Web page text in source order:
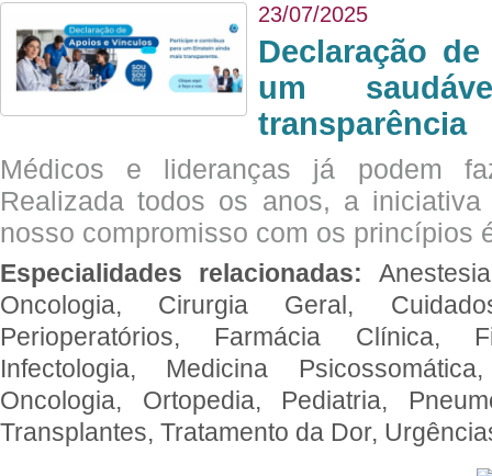
23/07/2025
Declaração
um
transparência
Médicos e lideranças já podem
Realizada todos os anos, a
nosso compromisso com os princípios
Especialidades relacionadas:
Oncologia, Cirurgia Geral,
Perioperatórios, Farmácia Clínica,
Infectologia, Medicina
Oncologia, Ortopedia, Pediatria,
Transplantes, Tratamento da Dor,